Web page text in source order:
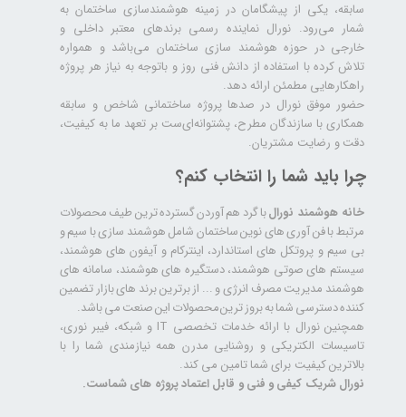
سابقه، یکی از پیشگامان در زمینه هوشمندسازی ساختمان به
شمار می‌رود. نورال نماینده رسمی برندهای معتبر داخلی و
خارجی در حوزه هوشمند سازی ساختمان می‌باشد و همواره
تلاش کرده با استفاده از دانش فنی روز و باتوجه به نیاز هر پروژه
راهکارهایی مطمئن ارائه دهد.
حضور موفق نورال در صدها پروژه‌ ساختمانی شاخص و سابقه
همکاری با سازندگان مطرح، پشتوانه‌ای‌ست بر تعهد ما به کیفیت،
دقت و رضایت مشتریان.
چرا باید شما را انتخاب کنم؟
خانه هوشمند نورالبا گرد هم آوردن گسترده ترین طیف محصولات
مرتبط با فن آوری های نوین ساختمان شامل هوشمند سازی با سیم و
بی سیم و پروتکل های استاندارد، اینترکام و آیفون های هوشمند،
سیستم های صوتی هوشمند، دستگیره های هوشمند، سامانه های
هوشمند مدیریت مصرف انرژی و ... از برترین برند های بازار تضمین
کننده دسترسی شما به بروز ترین محصولات این صنعت می باشد.
همچنین نورال با ارائه خدمات تخصصی IT و شبکه، فیبر نوری،
تاسیسات الکتریکی و روشنایی مدرن همه نیازمندی شما را با
بالاترین کیفیت برای شما تامین می کند.
نورال شریک کیفی و فنی و قابل اعتماد پروژه های شماست.